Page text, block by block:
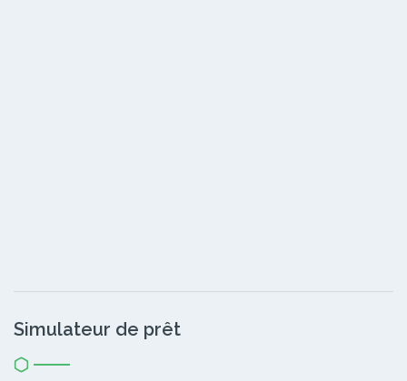
Simulateur de prêt